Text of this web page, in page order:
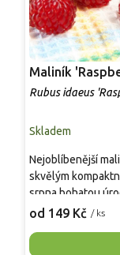
Maliník
Rubus idaeus
Skladem
od 149 Kč / ks
Nejoblíbenější
skvělým
srpna bohatou
Pevné vzpřímené
Mrazuvzdornost